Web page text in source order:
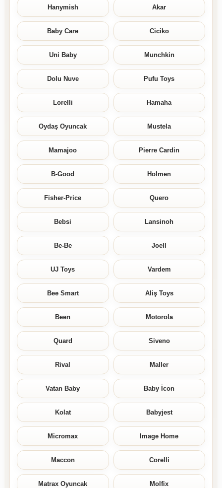
Hanymish Akar
Baby Care Ciciko
Uni Baby Munchkin
Dolu Nuve Pufu Toys
Lorelli Hamaha
Oydaş Oyuncak Mustela
Mamajoo Pierre Cardin
B-Good Holmen
Fisher-Price Quero
Bebsi Lansinoh
Be-Be Joell
UJ Toys Vardem
Bee Smart Aliş Toys
Been Motorola
Quard Siveno
Rival Maller
Vatan Baby Baby İcon
Kolat Babyjest
Micromax Image Home
Maccon Corelli
Matrax Oyuncak Molfix